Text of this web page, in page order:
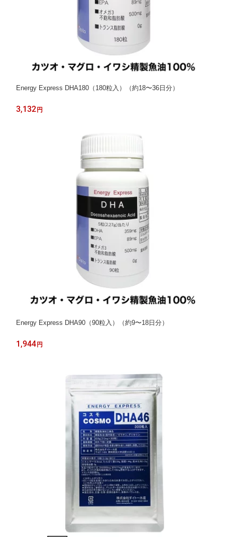
Energy Express DHA180（180粒入）（約18〜36日分）
3,132円
Energy Express DHA90（90粒入）（約9〜18日分）
1,944円